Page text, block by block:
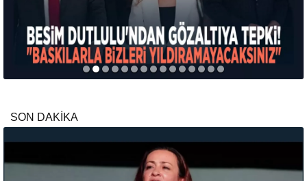
SON DAKİKA